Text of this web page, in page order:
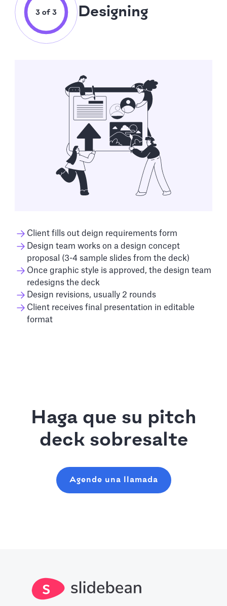
Designing
Client fills out deign requirements form
Design team works on a design concept
proposal (3-4 sample slides from the deck)
Once graphic style is approved, the design team
redesigns the deck
Design revisions, usually 2 rounds
Client receives final presentation in editable
format
Haga que su pitch
deck sobresalte
Agende una llamada